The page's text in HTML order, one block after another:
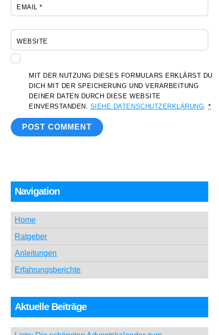
EMAIL*
WEBSITE
MIT DER NUTZUNG DIESES FORMULARS ERKLÄRST DU
DICH MIT DER SPEICHERUNG UND VERARBEITUNG
DEINER DATEN DURCH DIESE WEBSITE
EINVERSTANDEN. SIEHE DATENSCHUTZERKLÄRUNG.*
Navigation
Home
Ratgeber
Anleitungen
Erfahrungsberichte
Aktuelle Beiträge